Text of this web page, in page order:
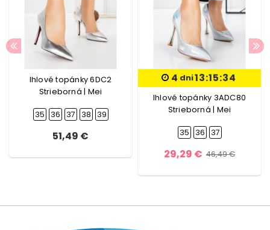
Ihlové topánky 6DC2
Strieborná | Mei
35 36 37 38 39
51,49 €
4 dni13:15:34
Ihlové topánky 3ADC80
Strieborná | Mei
35 36 37
29,29 € 46,49 €